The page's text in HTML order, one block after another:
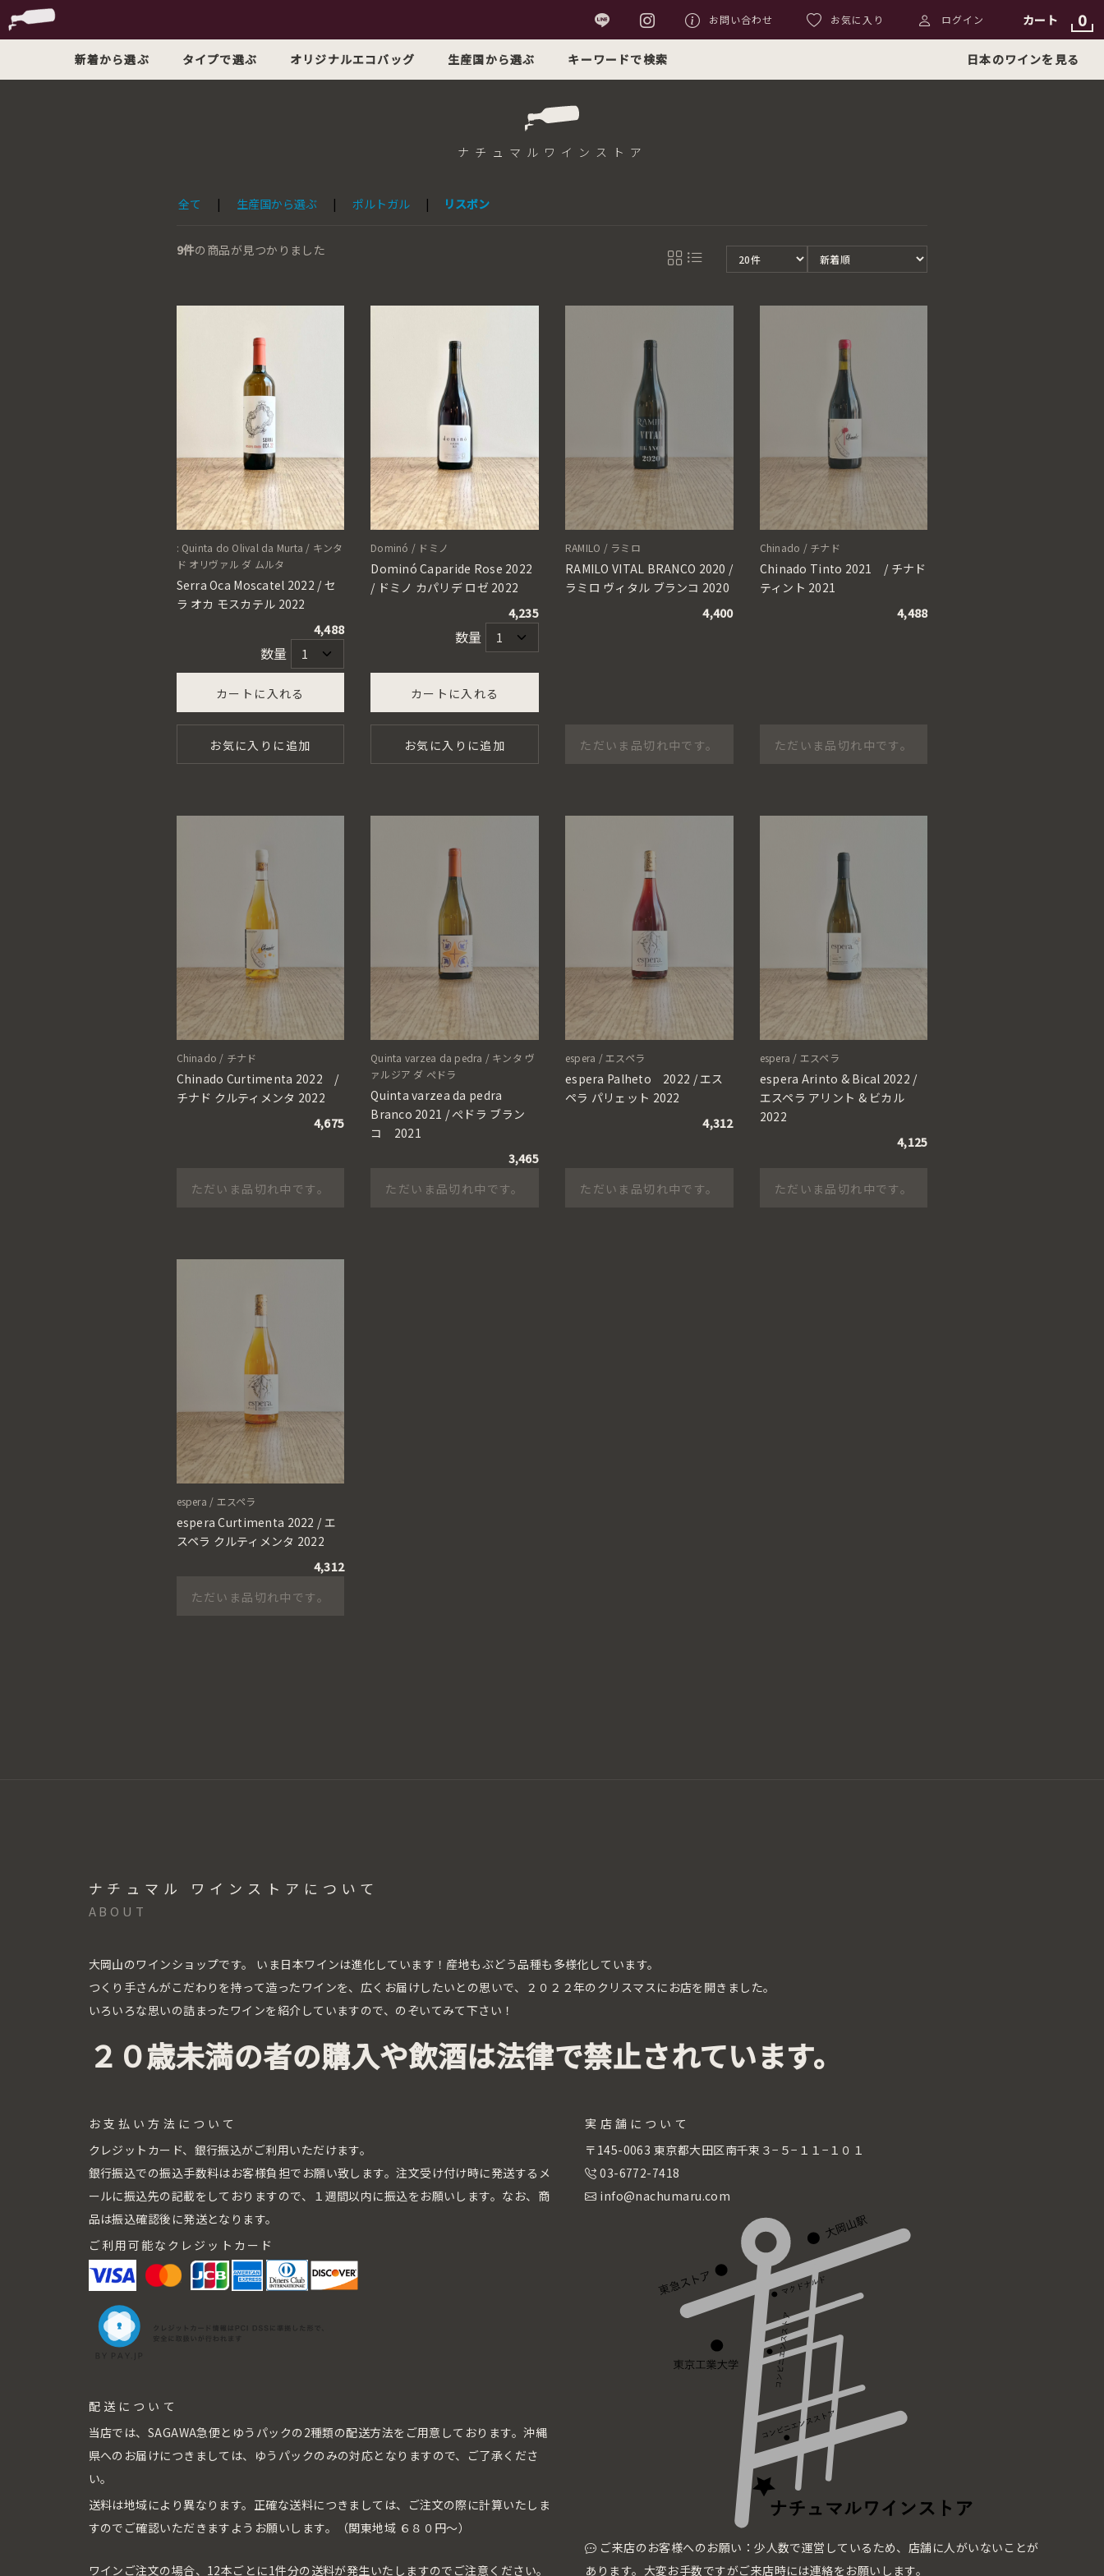
お問い合わせ お気に入り ログイン カート 0
新着から選ぶ タイプで選ぶ オリジナルエコバッグ 生産国から選ぶ キーワードで検索 日本のワインを見る
ナチュマル ワインストア
全て | 生産国から選ぶ | ポルトガル | リスボン
9件の商品が見つかりました
: Quinta do Olival da Murta / キンタ
ド オリヴァル ダ ムルタ
Serra Oca Moscatel 2022 / セ
ラ オカ モスカテル 2022
4,488
数量
カートに入れる
お気に入りに追加
Dominó / ドミノ
Dominó Caparide Rose 2022
/ ドミノ カパリデ ロゼ 2022
4,235
数量
カートに入れる
お気に入りに追加
RAMILO / ラミロ
RAMILO VITAL BRANCO 2020 /
ラミロ ヴィタル ブランコ 2020
4,400
ただいま品切れ中です。
Chinado / チナド
Chinado Tinto 2021 / チナド
ティント 2021
4,488
ただいま品切れ中です。
Chinado / チナド
Chinado Curtimenta 2022 /
チナド クルティメンタ 2022
4,675
ただいま品切れ中です。
Quinta varzea da pedra / キンタ ヴ
ァルジア ダ ぺドラ
Quinta varzea da pedra
Branco 2021 / ぺドラ ブラン
コ 2021
3,465
ただいま品切れ中です。
espera / エスペラ
espera Palheto 2022 / エス
ペラ パリェット 2022
4,312
ただいま品切れ中です。
espera / エスペラ
espera Arinto & Bical 2022 /
エスペラ アリント & ビカル
2022
4,125
ただいま品切れ中です。
espera / エスペラ
espera Curtimenta 2022 / エ
スペラ クルティメンタ 2022
4,312
ただいま品切れ中です。
ナチュマル ワインストアについて
ABOUT
大岡山のワインショップです。
いま日本ワインは進化しています！産地もぶどう品種も多様化しています。
つくり手さんがこだわりを持って造ったワインを、広くお届けしたいとの思いで、２０２２年のクリスマスにお店を開きました。
いろいろな思いの詰まったワインを紹介していますので、のぞいてみて下さい！
２０歳未満の者の購入や飲酒は法律で禁止されています。
お支払い方法について
クレジットカード、銀行振込がご利用いただけます。
銀行振込での振込手数料はお客様負担でお願い致します。注文受け付け時に発送するメ
ールに振込先の記載をしておりますので、１週間以内に振込をお願いします。なお、商
品は振込確認後に発送となります。
ご利用可能なクレジットカード
配送について
当店では、SAGAWA急便とゆうパックの2種類の配送方法をご用意しております。沖縄
県へのお届けにつきましては、ゆうパックのみの対応となりますので、ご了承くださ
い。
送料は地域により異なります。正確な送料につきましては、ご注文の際に計算いたしま
すのでご確認いただきますようお願いします。（関東地域 ６８０円〜）
ワインご注文の場合、12本ごとに1件分の送料が発生いたしますのでご注意ください。
実店舗について
〒145-0063 東京都大田区南千束３−５−１１−１０１
03-6772-7418
info@nachumaru.com
ご来店のお客様へのお願い：少人数で運営しているため、店舗に人がいないことが
あります。大変お手数ですがご来店時には連絡をお願いします。